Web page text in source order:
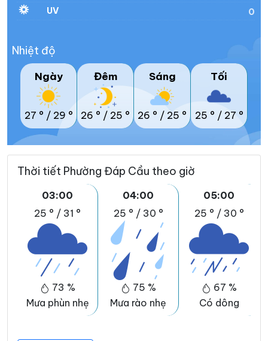
UV
0
Nhiệt độ
Ngày
27 ° / 29 °
Đêm
26 ° / 25 °
Sáng
26 ° / 25 °
Tối
25 ° / 27 °
Thời tiết Phường Đáp Cầu theo giờ
03:00
25 ° / 31 °
73 %
Mưa phùn nhẹ
04:00
25 ° / 30 °
75 %
Mưa rào nhẹ
05:00
25 ° / 30 °
67 %
Có dông